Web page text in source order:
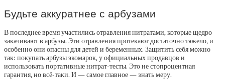
Будьте аккуратнее с арбузами
В последнее время участились отравления нитратами, которые щедро
закачивают в арбузы. Эти отравления протекают достаточно тяжело, и
особенно они опасны для детей и беременных. Защитить себя можно
так: покупать арбузы экомарок, у официальных продавцов и
использовать портативные нитрат-тесты. Это не стопроцентная
гарантия, но всё-таки. И — самое главное — знать меру.